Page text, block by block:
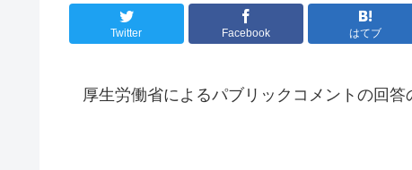
Twitter Facebook はてブ
厚生労働省によるパブリックコメントの回答